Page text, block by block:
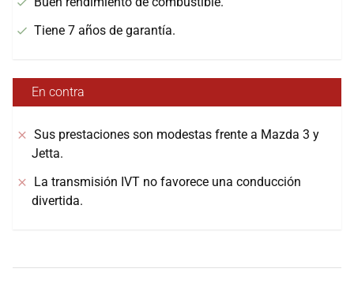
Tiene 7 años de garantía.
En contra
Sus prestaciones son modestas frente a Mazda 3 y
Jetta.
La transmisión IVT no favorece una conducción
divertida.